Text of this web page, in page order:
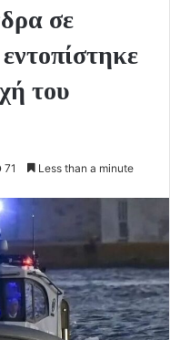
σε
του
71 Less than a minute